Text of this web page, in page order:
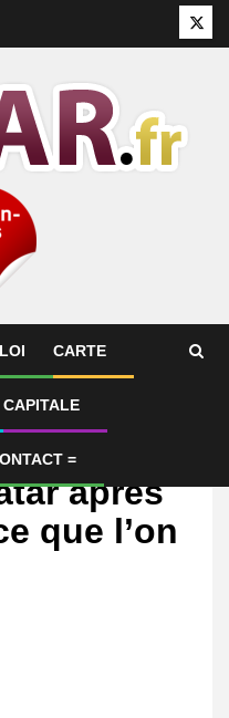
CARTE
CAPITALE
=
et
après
que l’on